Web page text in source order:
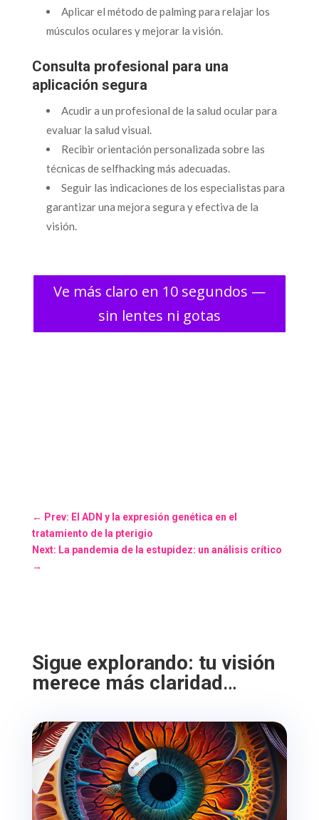
Aplicar el método de palming para relajar los
músculos oculares y mejorar la visión.
Consulta profesional para una
aplicación segura
Acudir a un profesional de la salud ocular para
evaluar la salud visual.
Recibir orientación personalizada sobre las
técnicas de selfhacking más adecuadas.
Seguir las indicaciones de los especialistas para
garantizar una mejora segura y efectiva de la
visión.
Ve más claro en 10 segundos —
sin lentes ni gotas
← Prev: El ADN y la expresión genética en el
tratamiento de la pterigio
Next: La pandemia de la estupidez: un análisis crítico
→
Sigue explorando: tu visión
merece más claridad…